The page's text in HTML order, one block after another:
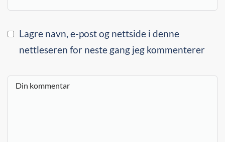
Lagre navn, e-post og nettside i denne
nettleseren for neste gang jeg kommenterer